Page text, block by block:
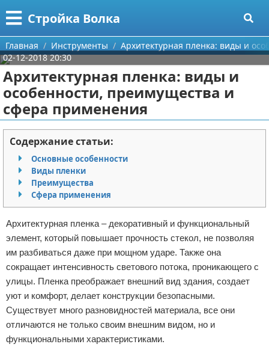
Стройка Волка
Меню
Главная
Категории
Строительство
Мебель
Интерьер и дизайн
Дизайн дачи
Дизайн квартиры
Кухня
Посуда
Ремонт
Ремонт дачи
Ремонт квартиры
Инструменты
Ванная
Домашний быт
Коммунальные услуги
Сантехника
Поиск
О проекте
Контакты
Сотрудничество
Размещение рекламы
Для правообладателей
Условия предоставления информации
Отказ от ответственности
Главная Инструменты
Архитектурная пленка: виды и
02-12-2018 20:30
Архитектурная пленка: виды и
особенности, преимущества и
сфера применения
Содержание статьи:
Основные особенности
Виды пленки
Преимущества
Сфера применения
Архитектурная пленка – декоративный и функциональный
элемент, который повышает прочность стекол, не позволяя
им разбиваться даже при мощном ударе. Также она
сокращает интенсивность светового потока, проникающего с
улицы. Пленка преображает внешний вид здания, создает
уют и комфорт, делает конструкции безопасными.
Существует много разновидностей материала, все они
отличаются не только своим внешним видом, но и
функциональными характеристиками.